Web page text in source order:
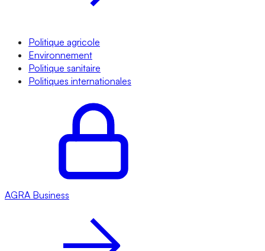
Politique agricole
Environnement
Politique sanitaire
Politiques internationales
AGRA Business